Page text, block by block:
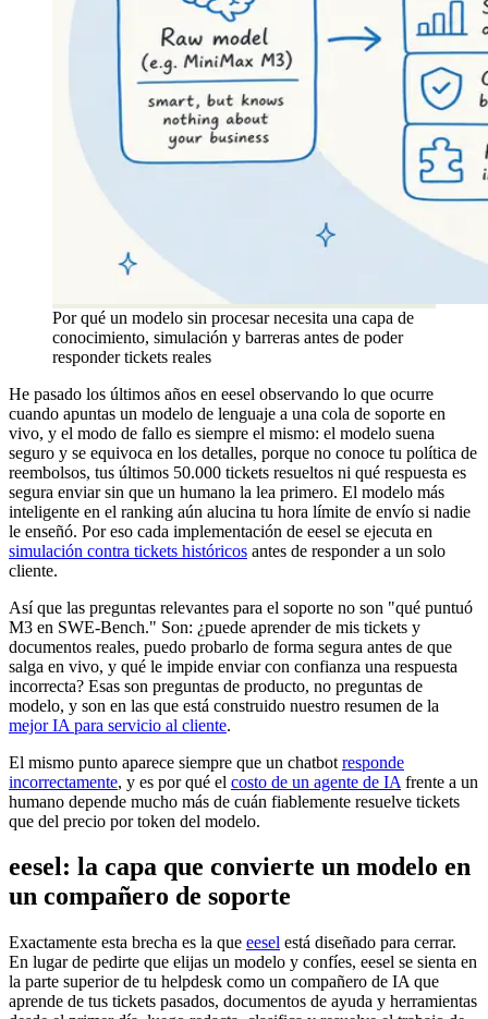
Por qué un modelo sin procesar necesita una capa de
conocimiento, simulación y barreras antes de poder
responder tickets reales
He pasado los últimos años en eesel observando lo que ocurre
cuando apuntas un modelo de lenguaje a una cola de soporte en
vivo, y el modo de fallo es siempre el mismo: el modelo suena
seguro y se equivoca en los detalles, porque no conoce tu política de
reembolsos, tus últimos 50.000 tickets resueltos ni qué respuesta es
segura enviar sin que un humano la lea primero. El modelo más
inteligente en el ranking aún alucina tu hora límite de envío si nadie
le enseñó. Por eso cada implementación de eesel se ejecuta en
simulación contra tickets históricos antes de responder a un solo
cliente.
Así que las preguntas relevantes para el soporte no son "qué puntuó
M3 en SWE-Bench." Son: ¿puede aprender de mis tickets y
documentos reales, puedo probarlo de forma segura antes de que
salga en vivo, y qué le impide enviar con confianza una respuesta
incorrecta? Esas son preguntas de producto, no preguntas de
modelo, y son en las que está construido nuestro resumen de la
mejor IA para servicio al cliente.
El mismo punto aparece siempre que un chatbot responde
incorrectamente, y es por qué el costo de un agente de IA frente a un
humano depende mucho más de cuán fiablemente resuelve tickets
que del precio por token del modelo.
eesel: la capa que convierte un modelo en
un compañero de soporte
Exactamente esta brecha es la que eesel está diseñado para cerrar.
En lugar de pedirte que elijas un modelo y confíes, eesel se sienta en
la parte superior de tu helpdesk como un compañero de IA que
aprende de tus tickets pasados, documentos de ayuda y herramientas